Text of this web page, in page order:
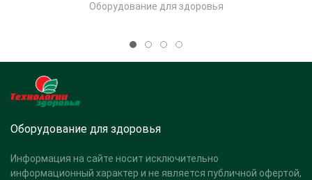
Оборудование для здоровья
Оборудование для здоровья
Информация на сайте носит исключительно
информационный характер и не является публичной офертой,